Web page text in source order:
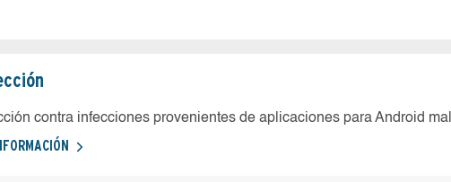
contra infecciones provenientes de aplicaciones para Android